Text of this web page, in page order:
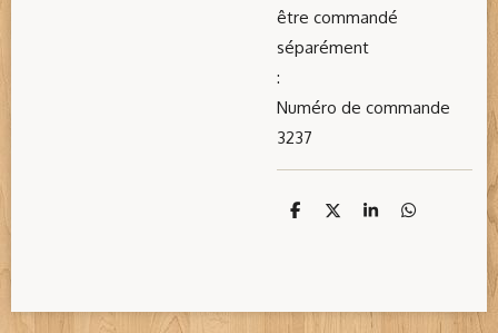
être commandé
séparément
:
Numéro de commande
3237
D
D
S
D